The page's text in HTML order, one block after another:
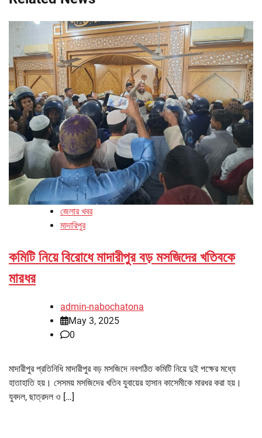
জেলার খবর
মাদারিপুর
কমিটি নিয়ে বিরোধে মাদারীপুর বড় মসজিদের খতিবকে
মারধর
admin-nabochatona
May 3, 2025
0
মাদারীপুর প্রতিনিধি মাদারীপুর বড় মসজিদে নবগঠিত কমিটি নিয়ে দুই পক্ষের মধ্যে
হাতাহাতি হয়। সেসময় মসজিদের খতিব যুবায়ের হাসান কাসেমীকে মারধর করা হয়।
যুবদল, ছাত্রদল ও […]